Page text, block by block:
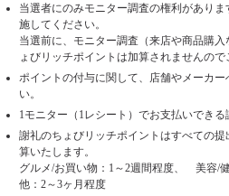
当選者にのみモニター調査の権利があり
施してください。
当選前に、モニター調査（来店や商品購
ょびリッチポイントは加算されませんので
ポイントの付与に関して、店舗やメーカ
い。
1モニター（1レシート）でお支払いできる
謝礼のちょびリッチポイントはすべての
算いたします。
グルメ/お買い物：1～2週間程度、 美容/
他：2～3ヶ月程度